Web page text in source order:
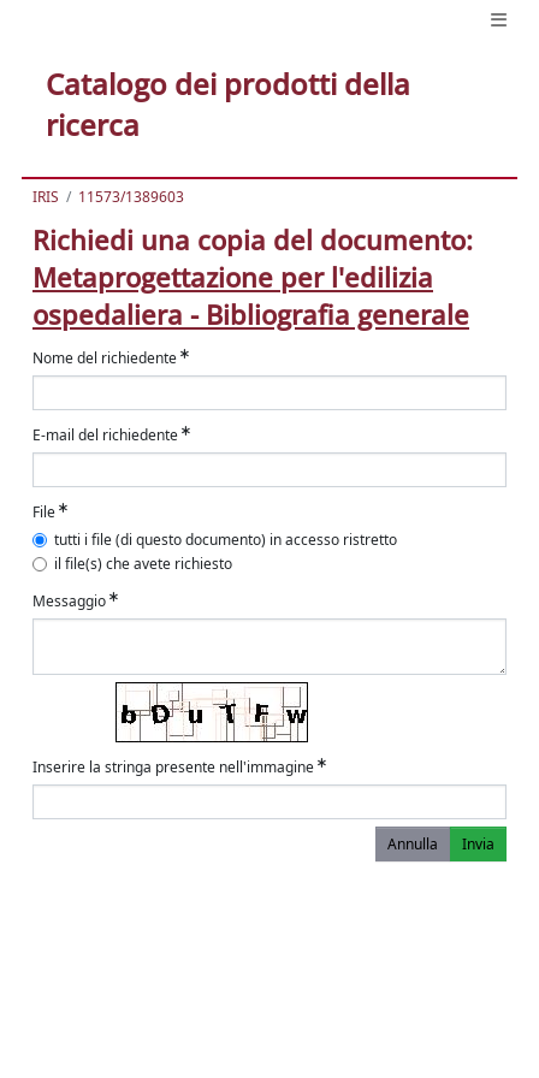
Catalogo dei prodotti della
ricerca
IRIS 11573/1389603
Richiedi una copia del documento:
Metaprogettazione per l'edilizia
ospedaliera - Bibliografia generale
Nome del richiedente
E-mail del richiedente
File
tutti i file (di questo documento) in accesso ristretto
il file(s) che avete richiesto
Messaggio
Inserire la stringa presente nell'immagine
Annulla Invia